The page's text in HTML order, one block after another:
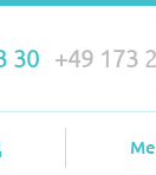
30 +49 173